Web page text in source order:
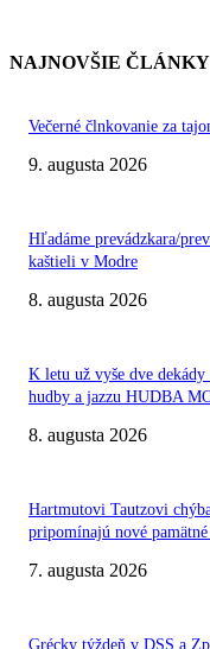
NAJNOVŠIE ČLÁNKY
Večerné člnkovanie za
9. augusta 2026
Hľadáme prevádzkara/
kaštieli v Modre
8. augusta 2026
K letu už vyše dve
hudby a jazzu HUDBA
8. augusta 2026
Hartmutovi Tautzovi
pripomínajú nové
7. augusta 2026
Grécky týždeň v DSS a